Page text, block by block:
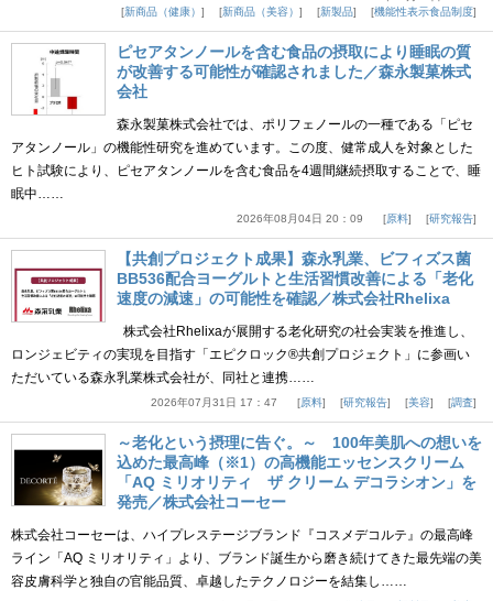
新商品（健康）
新商品（美容） 新製品 機能性表示食品制度
ピセアタンノールを含む食品の摂取により睡眠の質
が改善する可能性が確認されました／森永製菓株式
会社
森永製菓株式会社では、ポリフェノールの一種である「ピセ
アタンノール」の機能性研究を進めています。この度、健常成人を対象とした
ヒト試験により、ピセアタンノールを含む食品を4週間継続摂取することで、睡
眠中……
2026年08月04日 20：09 原料 研究報告
【共創プロジェクト成果】森永乳業、ビフィズス菌
BB536配合ヨーグルトと生活習慣改善による「老化
速度の減速」の可能性を確認／株式会社Rhelixa
株式会社Rhelixaが展開する老化研究の社会実装を推進し、
ロンジェビティの実現を目指す「エピクロック®共創プロジェクト」に参画い
ただいている森永乳業株式会社が、同社と連携……
2026年07月31日 17：47 原料 研究報告 美容 調査
～老化という摂理に告ぐ。～ 100年美肌への想いを
込めた最高峰（※1）の高機能エッセンスクリーム
「AQ ミリオリティ ザ クリーム デコラシオン」を
発売／株式会社コーセー
株式会社コーセーは、ハイプレステージブランド『コスメデコルテ』の最高峰
ライン「AQ ミリオリティ」より、ブランド誕生から磨き続けてきた最先端の美
容皮膚科学と独自の官能品質、卓越したテクノロジーを結集し……